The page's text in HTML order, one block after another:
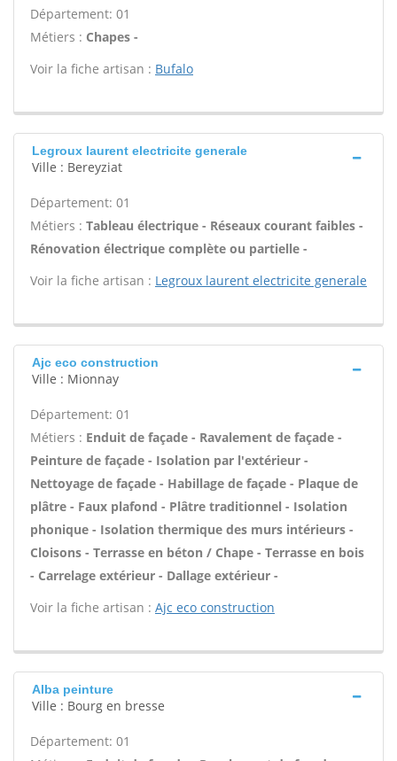
Département: 01
Métiers : Chapes -
Voir la fiche artisan : Bufalo
Legroux laurent electricite generale
Ville : Bereyziat
Département: 01
Métiers : Tableau électrique - Réseaux courant faibles -
Rénovation électrique complète ou partielle -
Voir la fiche artisan : Legroux laurent electricite generale
Ajc eco construction
Ville : Mionnay
Département: 01
Métiers : Enduit de façade - Ravalement de façade -
Peinture de façade - Isolation par l'extérieur -
Nettoyage de façade - Habillage de façade - Plaque de
plâtre - Faux plafond - Plâtre traditionnel - Isolation
phonique - Isolation thermique des murs intérieurs -
Cloisons - Terrasse en béton / Chape - Terrasse en bois
- Carrelage extérieur - Dallage extérieur -
Voir la fiche artisan : Ajc eco construction
Alba peinture
Ville : Bourg en bresse
Département: 01